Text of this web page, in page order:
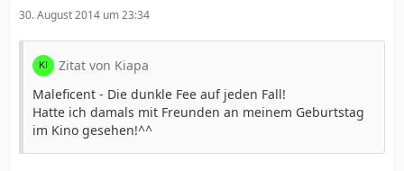
30. August 2014 um 23:34
Zitat von Kiapa
Maleficent - Die dunkle Fee auf jeden Fall!
Hatte ich damals mit Freunden an meinem Geburtstag
im Kino gesehen!^^